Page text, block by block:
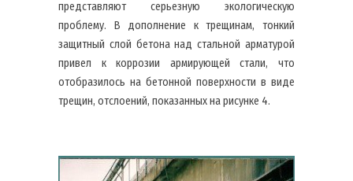
представляют серьезную экологическую
проблему. В дополнение к трещинам, тонкий
защитный слой бетона над стальной арматурой
привел к коррозии армирующей стали, что
отобразилось на бетонной поверхности в виде
трещин, отслоений, показанных на рисунке 4.